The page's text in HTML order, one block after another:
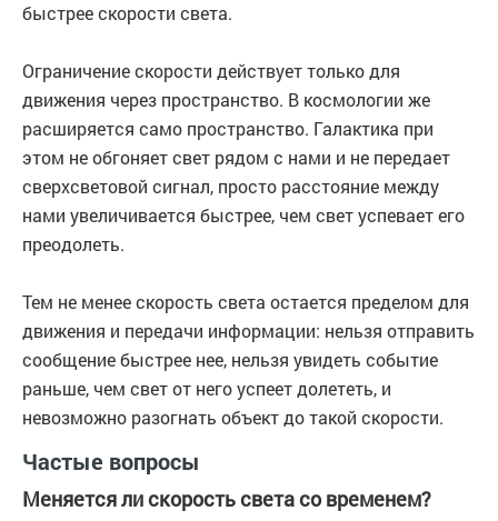
быстрее скорости света.
Ограничение скорости действует только для
движения через пространство. В космологии же
расширяется само пространство. Галактика при
этом не обгоняет свет рядом с нами и не передает
сверхсветовой сигнал, просто расстояние между
нами увеличивается быстрее, чем свет успевает его
преодолеть.
Тем не менее скорость света остается пределом для
движения и передачи информации: нельзя отправить
сообщение быстрее нее, нельзя увидеть событие
раньше, чем свет от него успеет долететь, и
невозможно разогнать объект до такой скорости.
Частые вопросы
Меняется ли скорость света со временем?